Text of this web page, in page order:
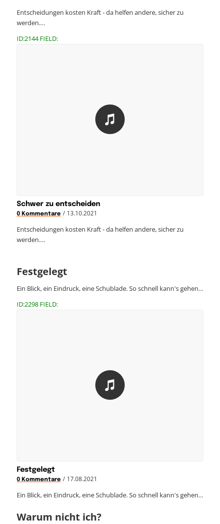
Entscheidungen kosten Kraft - da helfen andere, sicher zu
werden.…
ID:2144 FIELD:
Schwer zu entscheiden
0 Kommentare / 13.10.2021
Entscheidungen kosten Kraft - da helfen andere, sicher zu
werden.…
Festgelegt
Ein Blick, ein Eindruck, eine Schublade. So schnell kann's gehen…
ID:2298 FIELD:
Festgelegt
0 Kommentare / 17.08.2021
Ein Blick, ein Eindruck, eine Schublade. So schnell kann's gehen…
Warum nicht ich?